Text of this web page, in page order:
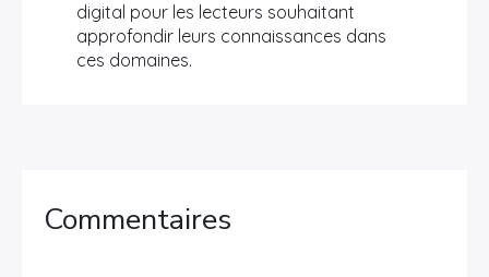
digital pour les lecteurs souhaitant
approfondir leurs connaissances dans
ces domaines.
Commentaires